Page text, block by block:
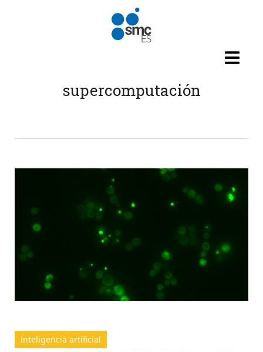
Pasar al contenido principal
supercomputación
inteligencia artificial